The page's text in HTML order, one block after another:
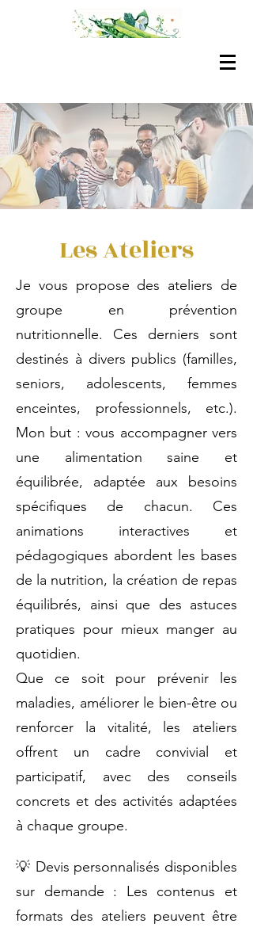
Les Ateliers
Je vous propose des ateliers de
groupe en prévention
nutritionnelle. Ces derniers sont
destinés à divers publics (familles,
seniors, adolescents, femmes
enceintes, professionnels, etc.).
Mon but : vous accompagner vers
une alimentation saine et
équilibrée, adaptée aux besoins
spécifiques de chacun. Ces
animations interactives et
pédagogiques abordent les bases
de la nutrition, la création de repas
équilibrés, ainsi que des astuces
pratiques pour mieux manger au
quotidien.
Que ce soit pour prévenir les
maladies, améliorer le bien-être ou
renforcer la vitalité, les ateliers
offrent un cadre convivial et
participatif, avec des conseils
concrets et des activités adaptées
à chaque groupe.
💡 Devis personnalisés disponibles
sur demande : Les contenus et
formats des ateliers peuvent être